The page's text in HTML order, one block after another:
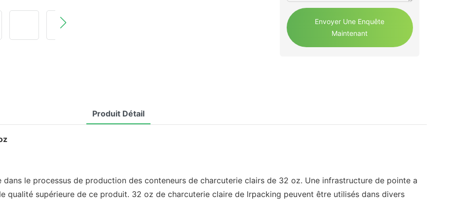
Envoyer Une Enquête
Maintenant
Produit Détail
le processus de production des conteneurs de charcuterie clairs de 32 oz. Une infrastructure de pointe a
qualité supérieure de ce produit. 32 oz de charcuterie claire de lrpacking peuvent être utilisés dans divers